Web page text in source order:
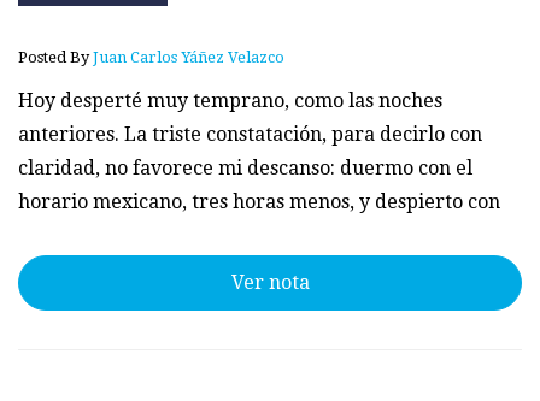
Posted ByJuan Carlos Yáñez Velazco
Hoy desperté muy temprano, como las noches
anteriores. La triste constatación, para decirlo con
claridad, no favorece mi descanso: duermo con el
horario mexicano, tres horas menos, y despierto con
Ver nota